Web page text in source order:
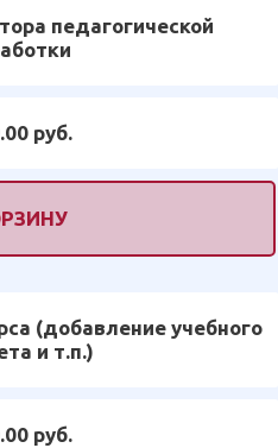
педагогической
руб.
(добавление учебного
и т.п.)
руб.